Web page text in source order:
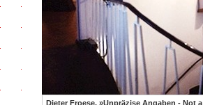
Dieter Froese, »Unpräzise Angaben - Not